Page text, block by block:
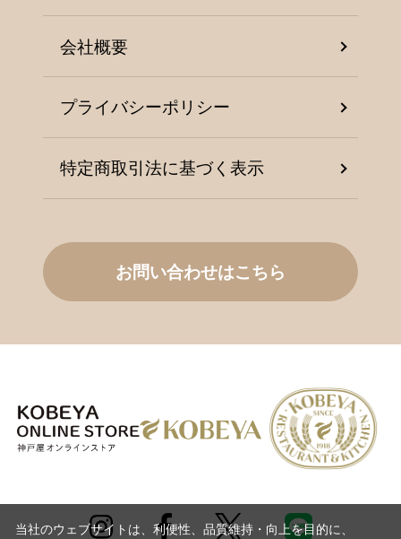
会社概要
プライバシーポリシー
特定商取引法に基づく表示
お問い合わせはこちら
当社のウェブサイトは、利便性、品質維持・向上を目的に、